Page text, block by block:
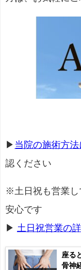
▶ 当院の施術方法
認ください
※土日祝も営業し
安心です
▶ 土日祝営業の
座る
骨神